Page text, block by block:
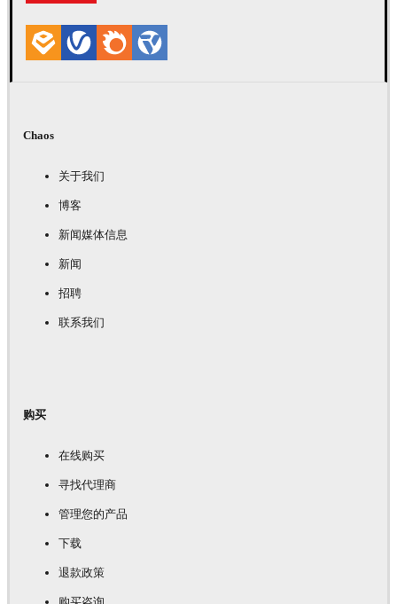
Chaos
关于我们
博客
新闻媒体信息
新闻
招聘
联系我们
购买
在线购买
寻找代理商
管理您的产品
下载
退款政策
购买咨询